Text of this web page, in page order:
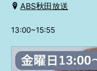
ABS秋田放送
13:00~15:55